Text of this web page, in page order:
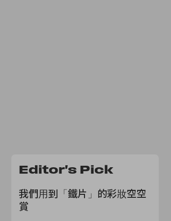
Editor's Pick
我們用到「鐵片」的彩妝空空
賞